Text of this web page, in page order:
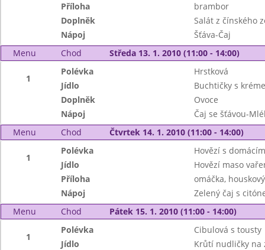
Příloha
brambor
Doplněk
Salát z čínského
Nápoj
Šťáva-Čaj
Menu
Chod Středa 13. 1. 2010 (11:00 - 14:00)
1
Polévka
Hrstková
Jídlo
Buchtičky s
Doplněk
Ovoce
Nápoj
Čaj se šťávou-
Menu
Chod Čtvrtek 14. 1. 2010 (11:00 - 14:00)
1
Polévka
Hovězí s
Jídlo
Hovězí maso
Příloha
omáčka,
Nápoj
Zelený čaj s
Menu
Chod Pátek 15. 1. 2010 (11:00 - 14:00)
1
Polévka
Cibulová s tousty
Jídlo
Krůtí nudličky na